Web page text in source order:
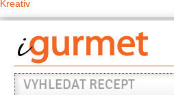
Kreativ
Vyhledat
recept